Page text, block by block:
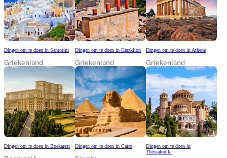
Dingen om te doen in Santorini
Griekenland
Dingen om te doen in Heraklion
Griekenland
Dingen om te doen in Athene
Griekenland
Dingen om te doen in Boekarest Dingen om te doen in Caïro
Dingen om te doen in
Thessaloniki